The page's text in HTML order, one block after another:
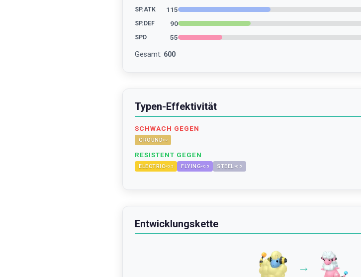
SP.ATK 115
SP.DEF 90
SPD 55
Gesamt: 600
Typen-Effektivität
SCHWACH GEGEN
GROUND× 2
RESISTENT GEGEN
ELECTRIC×0.5 FLYING×0.5 STEEL ×0.5
Entwicklungskette
→